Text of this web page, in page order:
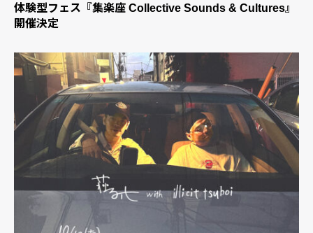
体験型フェス『集楽座 Collective Sounds & Cultures』
開催決定